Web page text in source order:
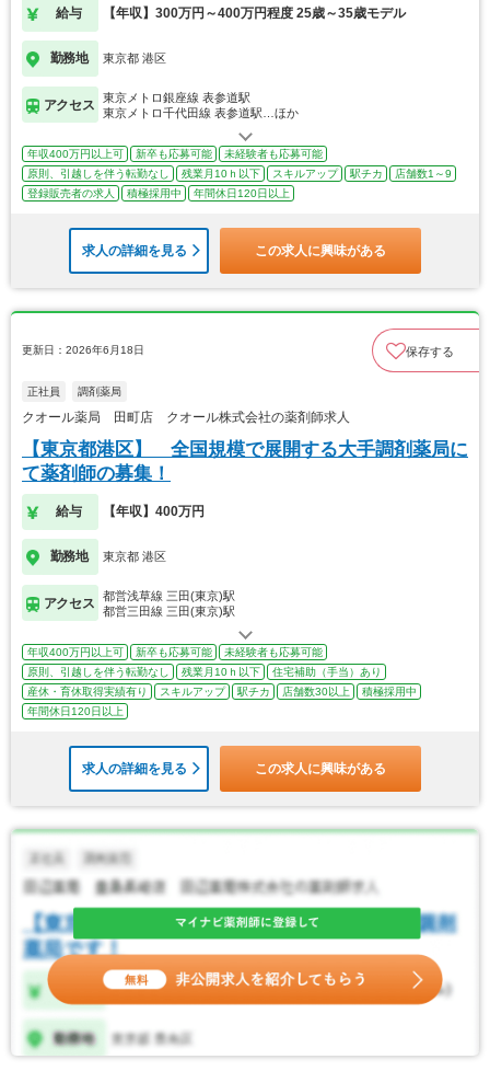
給与 【年収】300万円～400万円程度 25歳～35歳モデル
勤務地 東京都 港区
アクセス
東京メトロ銀座線 表参道駅
東京メトロ千代田線 表参道駅…ほか
年収400万円以上可 新卒も応募可能
未経験者も応募可能
原則、引越しを伴う転勤なし
残業月10ｈ以下 スキルアップ 駅チカ
店舗数1～9
登録販売者の求人
積極採用中 年間休日120日以上
求人の詳細を見る この求人に興味がある
更新日：2026年6月18日 保存する
正社員 調剤薬局
クオール薬局 田町店 クオール株式会社の薬剤師求人
【東京都港区】 全国規模で展開する大手調剤薬局に
て薬剤師の募集！
給与 【年収】400万円
勤務地 東京都 港区
アクセス
都営浅草線 三田(東京)駅
都営三田線 三田(東京)駅
年収400万円以上可 新卒も応募可能
未経験者も応募可能
原則、引越しを伴う転勤なし
残業月10ｈ以下
住宅補助（手当）あり
産休・育休取得実績有り
スキルアップ 駅チカ 店舗数30以上
積極採用中
年間休日120日以上
求人の詳細を見る この求人に興味がある